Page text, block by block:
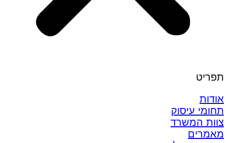
תפריט
אודות
תחומי עיסוק
צוות המשרד
מאמרים